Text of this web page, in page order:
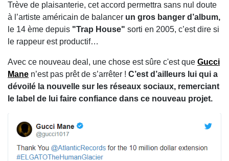
Trève de plaisanterie, cet accord permettra sans nul doute
à l’artiste américain de balancer un gros banger d’album,
le 14 ème depuis "Trap House" sorti en 2005, c’est dire si
le rappeur est productif…
Avec ce nouveau deal, une chose est sûre c'est que Gucci
Mane n’est pas prêt de s’arrêter ! C’est d’ailleurs lui qui a
dévoilé la nouvelle sur les réseaux sociaux, remerciant
le label de lui faire confiance dans ce nouveau projet.